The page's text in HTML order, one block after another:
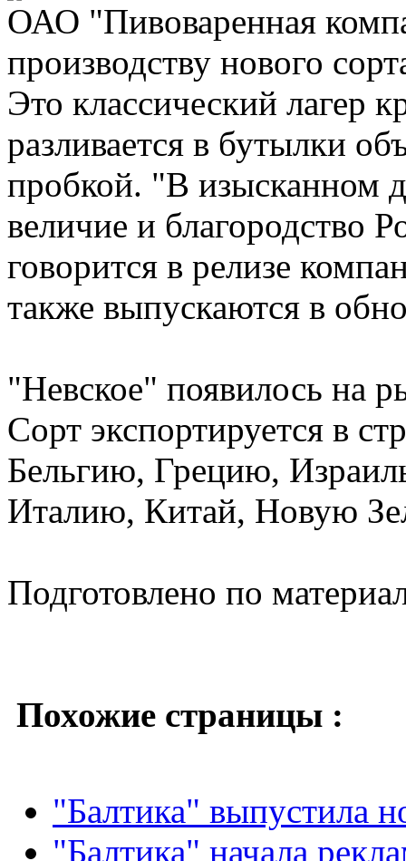
ОАО "Пивоваренная
производству нового
Это классический лагер
разливается в бутылки
пробкой. "В изысканном
величие и благородство
говорится в релизе
также выпускаются в
"Невское" появилось на
Сорт экспортируется в
Бельгию, Грецию,
Италию, Китай, Новую
Подготовлено по
Похожие страницы :
"Балтика" выпустила
"Балтика" начала